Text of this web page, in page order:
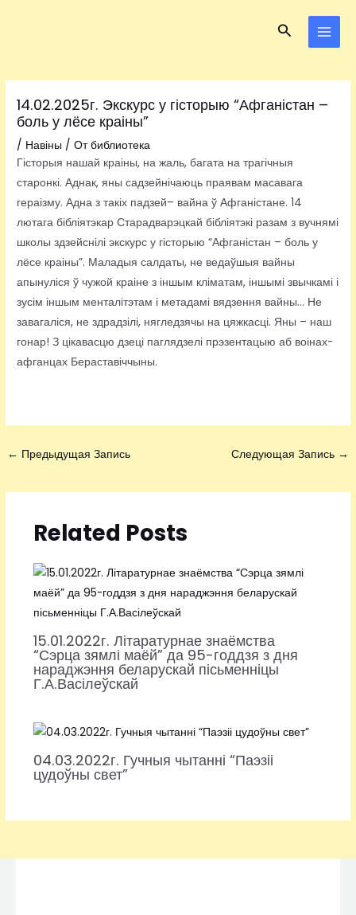
Поиск
14.02.2025г. Экскурс у гісторыю “Афганістан –
боль у лёсе краіны”
/ Навіны / Отбиблиотека
Гісторыя нашай краіны, на жаль, багата на трагічныя
старонкі. Аднак, яны садзейнічаюць праявам масавага
гераізму. Адна з такіх падзей– вайна ў Афганістане. 14
лютага бібліятэкар Старадварэцкай бібліятэкі разам з вучнямі
школы здзейснілі экскурс у гісторыю “Афганістан – боль у
лёсе краіны”. Маладыя салдаты, не ведаўшыя вайны
апынуліся ў чужой краіне з іншым кліматам, іншымі звычкамі і
зусім іншым менталітэтам і метадамі вядзення вайны… Не
завагаліся, не здрадзілі, нягледзячы на цяжкасці. Яны – наш
гонар! З цікавасцю дзеці паглядзелі прэзентацыю аб воінах-
афганцах Бераставіччыны.
← Предыдущая Запись Следующая Запись →
Related Posts
15.01.2022г. Літаратурнае знаёмства
“Сэрца зямлі маёй” да 95-годдзя з дня
нараджэння беларускай пісьменніцы
Г.А.Васілеўскай
04.03.2022г. Гучныя чытанні “Паэзіі
цудоўны свет”